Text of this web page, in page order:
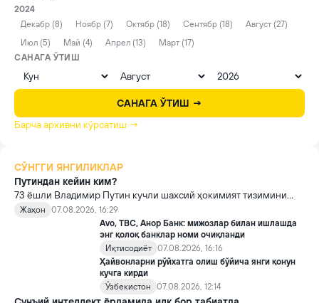
2024
Декабр (8)
Ноябр (7) Октябр (18) Сентябр (18)
Август (27)
Июл (5)
Май (4) Апрел (13)
Март (17)
САНАГА ЎТИШ
САНАГА ЎТИШ →
Барча архивни кўрсатиш →
СЎНГГИ ЯНГИЛИКЛАР
Путиндан кейин ким?
73 ёшли Владимир Путин кучли шахсий ҳокимият тизимини
яратди, аммо ундан кейин ким келиши ва ҳокимиятни
топшириш механизми ҳали ноаниқ. Таҳлилчилар фикрича, бу
Кремлда ворислик жангига олиб келиши мумкин.
Жаҳон
07.08.2026, 16:29
Avo, TBC, Анор Банк: мижозлар билан ишлашда
энг қолоқ банклар номи очиқланди
Иқтисодиёт 07.08.2026, 16:16
Ҳайвонларни рўйхатга олиш бўйича янги қонун
кучга кирди
Ўзбекистон
07.08.2026, 12:14